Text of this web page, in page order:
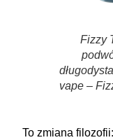
Fizzy
vape –
To zmiana filozofii: